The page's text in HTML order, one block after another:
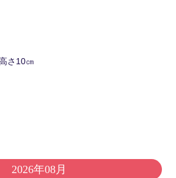
さ10㎝
2026年08月